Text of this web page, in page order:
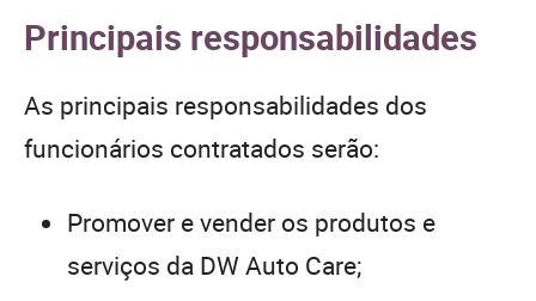
Principais responsabilidades
As principais responsabilidades dos
funcionários contratados serão:
Promover e vender os produtos e
serviços da DW Auto Care;